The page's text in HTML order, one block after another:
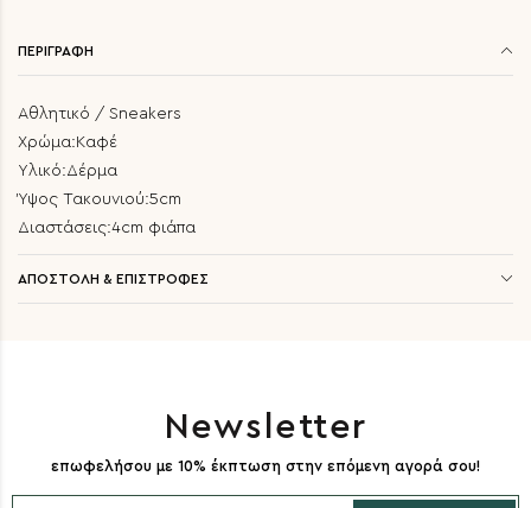
ΠΕΡΙΓΡΑΦΗ
Αθλητικό / Sneakers
Χρώμα:Καφέ
Υλικό:Δέρμα
Ύψος Τακουνιού:5cm
Διαστάσεις:4cm φιάπα
ΑΠΟΣΤΟΛΗ & ΕΠΙΣΤΡΟΦΕΣ
Newsletter
επωφελήσου με 10% έκπτωση στην επόμενη αγορά σου!